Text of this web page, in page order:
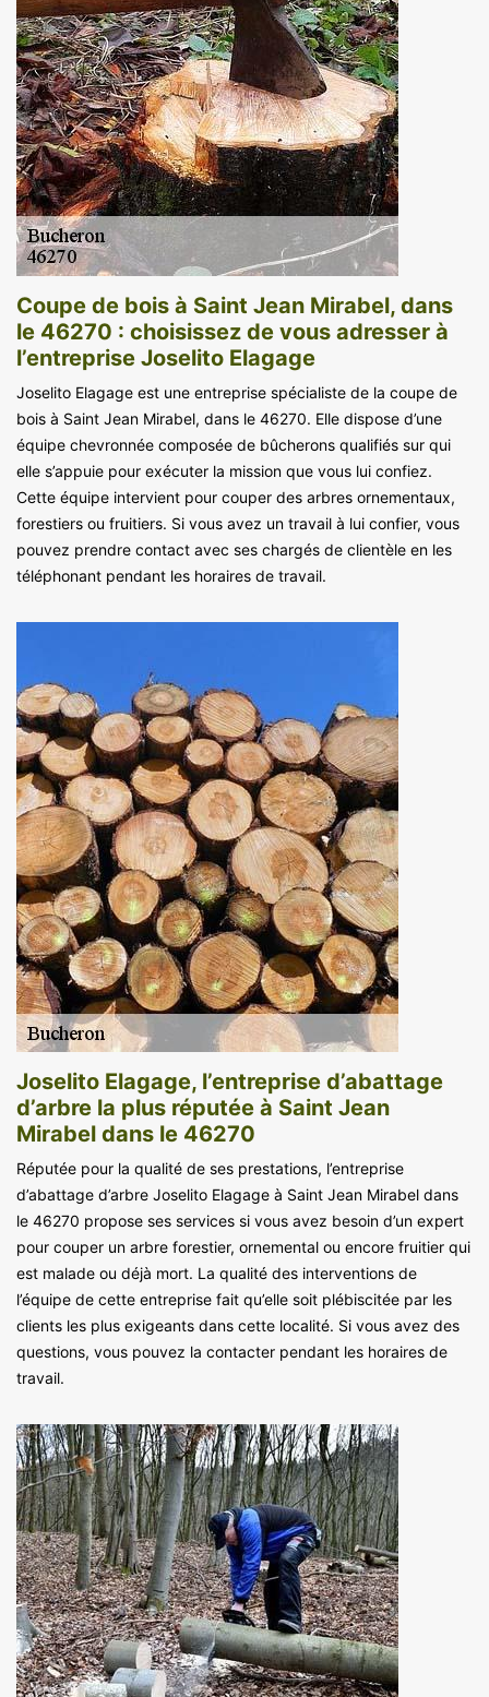
Coupe de bois à Saint Jean Mirabel, dans
le 46270 : choisissez de vous adresser à
l’entreprise Joselito Elagage
Joselito Elagage est une entreprise spécialiste de la coupe de
bois à Saint Jean Mirabel, dans le 46270. Elle dispose d’une
équipe chevronnée composée de bûcherons qualifiés sur qui
elle s’appuie pour exécuter la mission que vous lui confiez.
Cette équipe intervient pour couper des arbres ornementaux,
forestiers ou fruitiers. Si vous avez un travail à lui confier, vous
pouvez prendre contact avec ses chargés de clientèle en les
téléphonant pendant les horaires de travail.
Joselito Elagage, l’entreprise d’abattage
d’arbre la plus réputée à Saint Jean
Mirabel dans le 46270
Réputée pour la qualité de ses prestations, l’entreprise
d’abattage d’arbre Joselito Elagage à Saint Jean Mirabel dans
le 46270 propose ses services si vous avez besoin d’un expert
pour couper un arbre forestier, ornemental ou encore fruitier qui
est malade ou déjà mort. La qualité des interventions de
l’équipe de cette entreprise fait qu’elle soit plébiscitée par les
clients les plus exigeants dans cette localité. Si vous avez des
questions, vous pouvez la contacter pendant les horaires de
travail.